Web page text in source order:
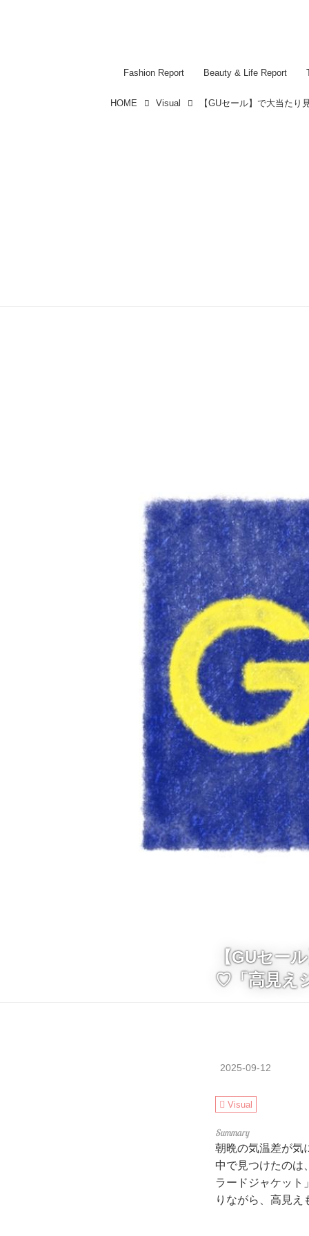
Fashion Report Beauty & Life Report
HOME Visual
【GUセー
♡「高見え
2025-09-12
Visual
朝晩の気温差が気
中で見つけたのは
ラードジャケット
りながら、高見え